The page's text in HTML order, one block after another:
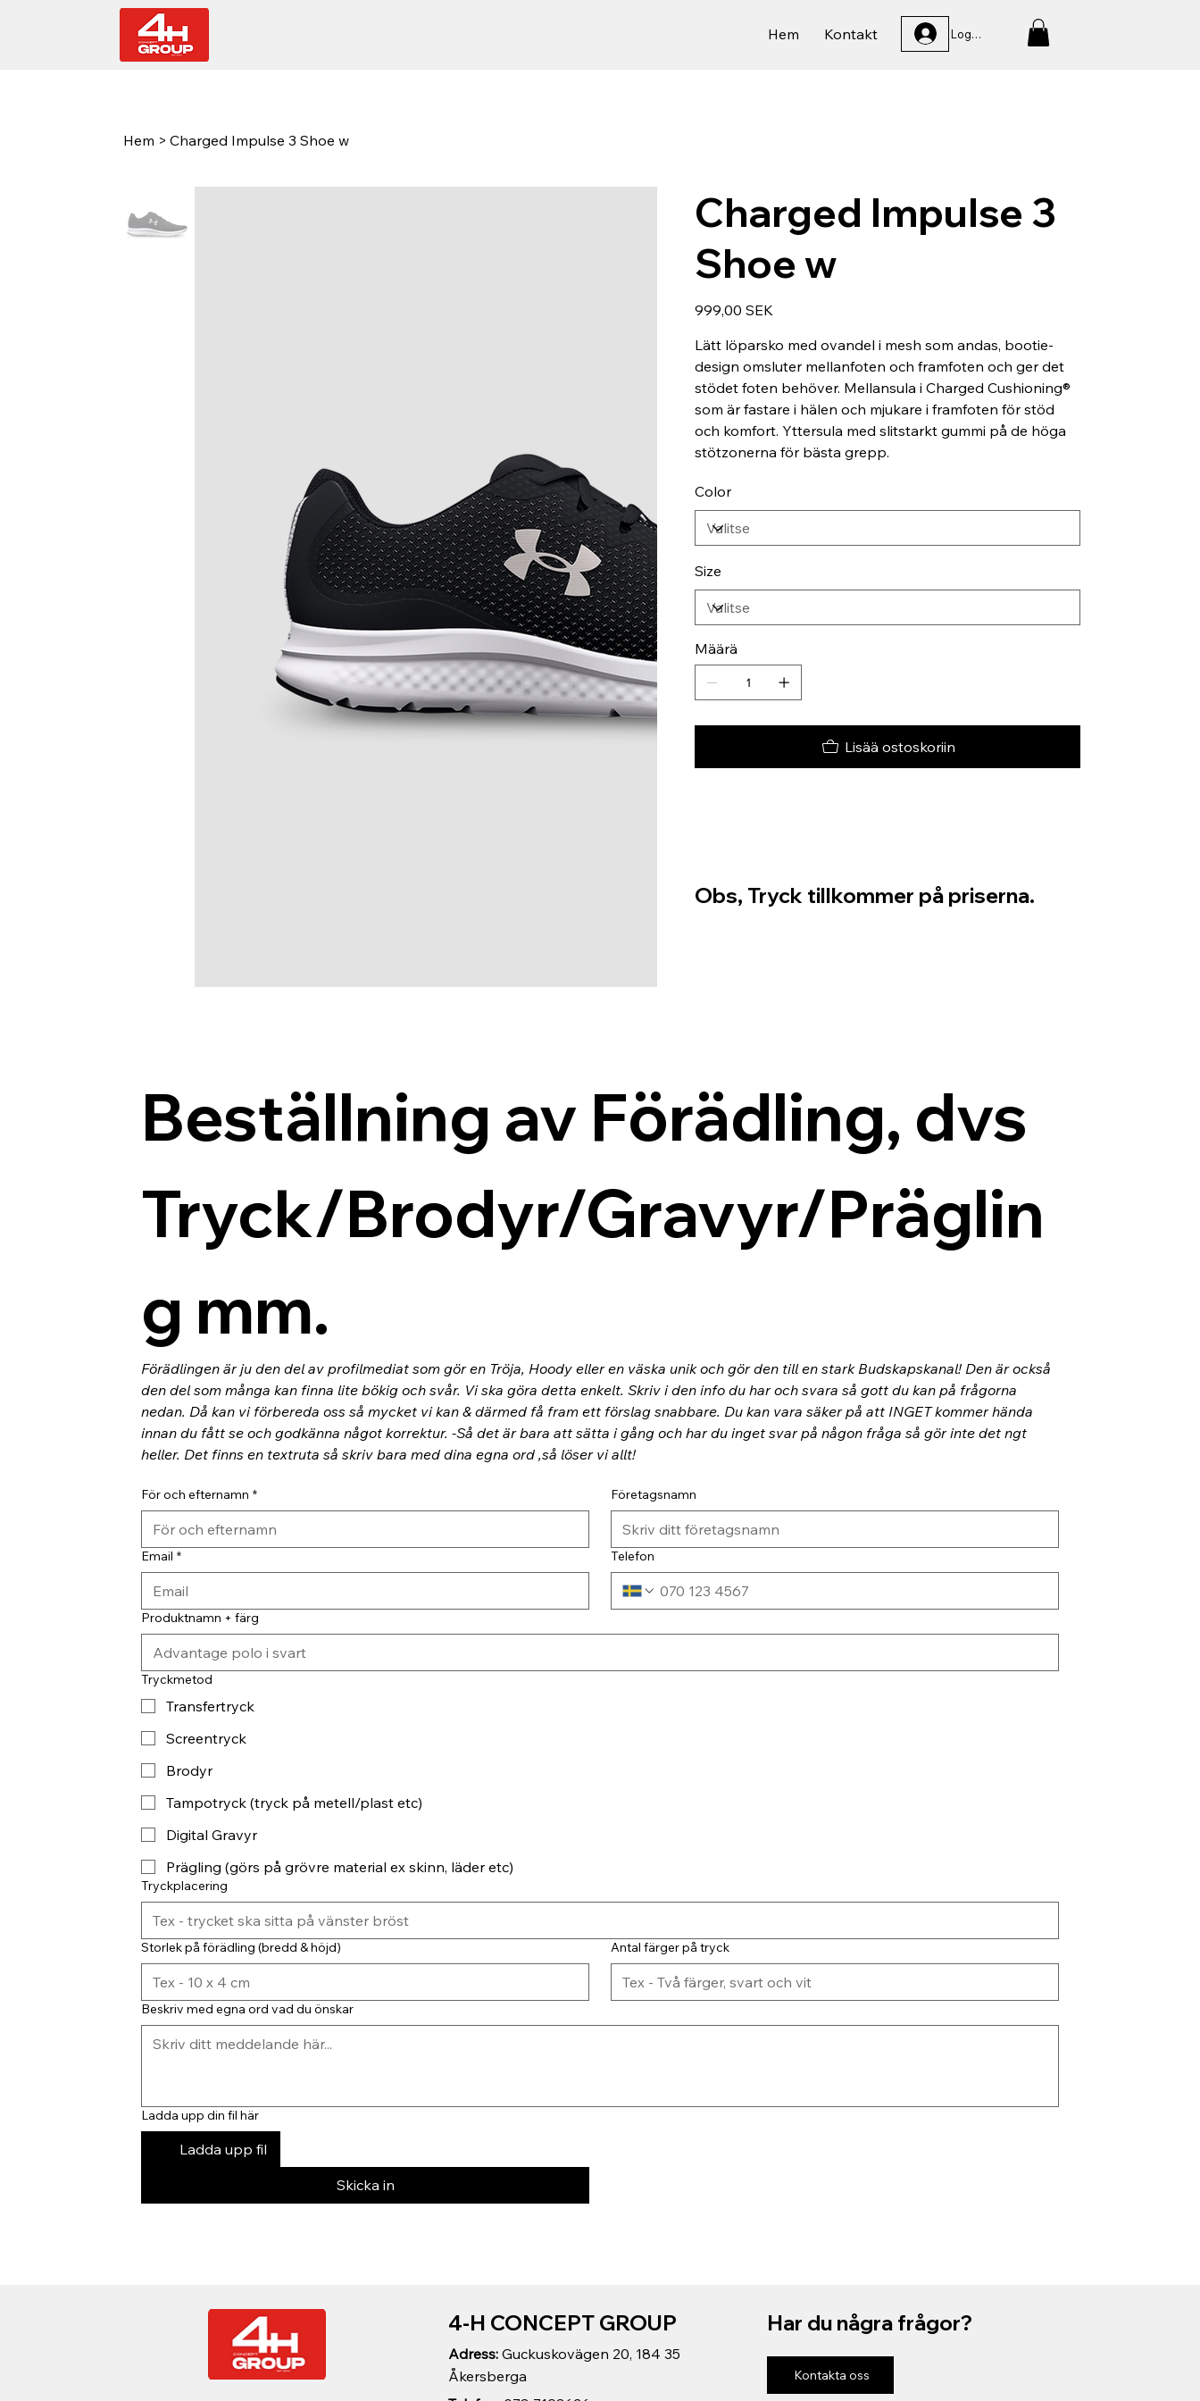
Hem Kontakt Logga In
Hem > Charged Impulse 3 Shoe w
Charged Impulse 3
Shoe w
Hinta
999,00 SEK
Lätt löparsko med ovandel i mesh som andas, bootie-
design omsluter mellanfoten och framfoten och ger det
stödet foten behöver. Mellansula i Charged Cushioning®
som är fastare i hälen och mjukare i framfoten för stöd
och komfort. Yttersula med slitstarkt gummi på de höga
stötzonerna för bästa grepp.
Color
Size
Määrä
Lisää ostoskoriin
Obs, Tryck tillkommer på priserna.
Beställning av Förädling, dvs
Tryck/Brodyr/Gravyr/Präglin
g mm.
Förädlingen är ju den del av profilmediat som gör en Tröja, Hoody eller en väska unik och gör den till en stark Budskapskanal! Den är också
den del som många kan finna lite bökig och svår. Vi ska göra detta enkelt. Skriv i den info du har och svara så gott du kan på frågorna
nedan. Då kan vi förbereda oss så mycket vi kan & därmed få fram ett förslag snabbare. Du kan vara säker på att INGET kommer hända
innan du fått se och godkänna något korrektur. -Så det är bara att sätta i gång och har du inget svar på någon fråga så gör inte det ngt
heller. Det finns en textruta så skriv bara med dina egna ord ,så löser vi allt!
För och efternamn * Företagsnamn
Email * Telefon
Produktnamn + färg
Tryckmetod
Transfertryck
Screentryck
Brodyr
Tampotryck (tryck på metell/plast etc)
Digital Gravyr
Prägling (görs på grövre material ex skinn, läder etc)
Tryckplacering
Storlek på förädling (bredd & höjd) Antal färger på tryck
Beskriv med egna ord vad du önskar
Ladda upp din fil här
Ladda upp fil
Skicka in
Adress: Guckuskovägen 20, 184 35
Åkersberga
4-H CONCEPT GROUP Har du några frågor?
Kontakta oss